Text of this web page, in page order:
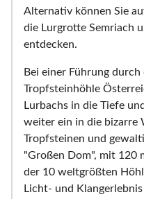
Alternativ können Sie
die Lurgrotte Semriach
entdecken.
Bei einer Führung
Tropfsteinhöhle
Lurbachs in die Tiefe
weiter ein in die bizarre
Tropfsteinen und
"Großen Dom", mit 120
der 10 weltgrößten
Licht- und